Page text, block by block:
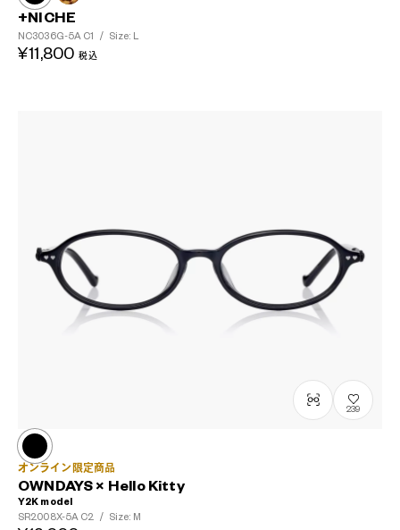
+NICHE
NC3036G-5A C1 / Size: L
¥11,800 税込
239
オンライン限定商品
OWNDAYS × Hello Kitty
Y2K model
SR2008X-5A C2 / Size: M